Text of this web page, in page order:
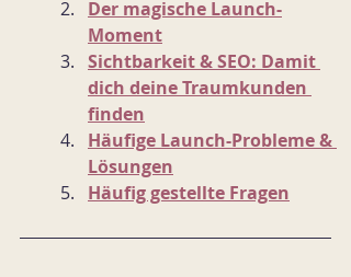
Der magische Launch-
Moment
Sichtbarkeit & SEO: Damit
dich deine Traumkunden
finden
Häufige Launch-Probleme &
Lösungen
Häufig gestellte Fragen